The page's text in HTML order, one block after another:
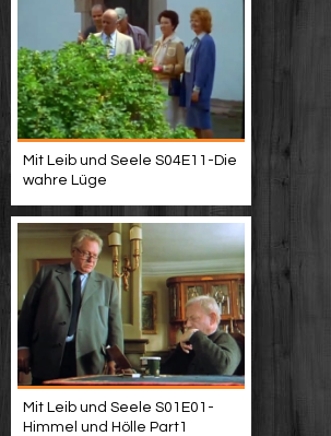
Mit Leib und Seele S04E11-Die
wahre Lüge
Mit Leib und Seele S01E01-
Himmel und Hölle Part1